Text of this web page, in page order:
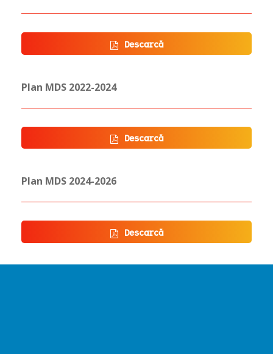
Descarcă
Plan MDS 2022-2024
Descarcă
Plan MDS 2024-2026
Descarcă